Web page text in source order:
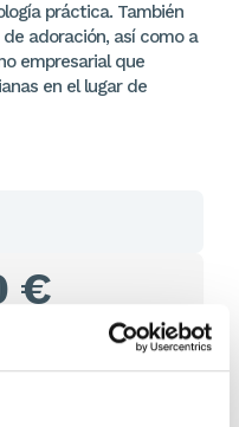
práctica. También
adoración, así como a
empresarial que
en el lugar de
€